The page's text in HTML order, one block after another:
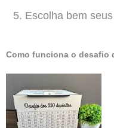
Escolha bem
Como funciona o desafio